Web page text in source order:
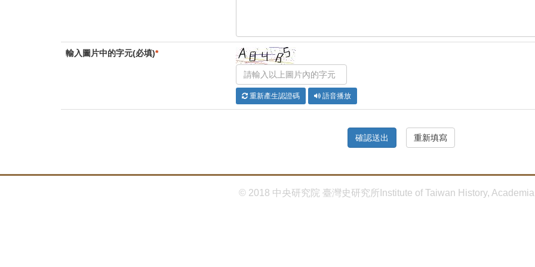
輸入圖片中的字元(必填)*
重新產生認證碼 語音播放
© 2018 中央研究院 臺灣史研究所Institute of Taiwan History,